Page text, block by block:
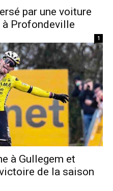
par une voiture
à Profondeville
1
à Gullegem et
de la saison